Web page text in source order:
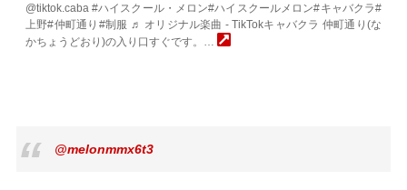
@tiktok.caba #ハイスクール・メロン#ハイスクールメロン#キャバクラ#
上野#仲町通り#制服 ♬ オリジナル楽曲 - TikTokキャバクラ 仲町通り(な
かちょうどおり)の入り口すぐです。…
@melonmmx6t3